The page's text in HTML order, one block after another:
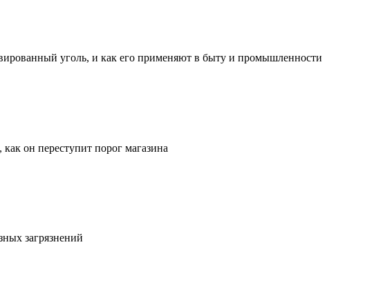
уголь, и как его применяют в быту и промышленности
он переступит порог магазина
загрязнений